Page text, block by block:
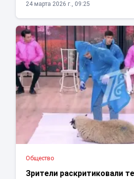
24 марта 2026 г., 09:25
Общество
Зрители раскритиковали